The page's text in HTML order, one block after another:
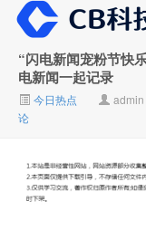
大V推广
“闪电新闻宠粉节快
电新闻一起记录
今日热点 admin
论